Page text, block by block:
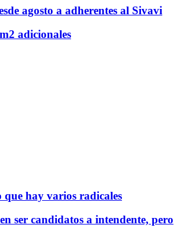
agosto a adherentes al Sivavi
adicionales
hay varios radicales
ser candidatos a intendente, pero